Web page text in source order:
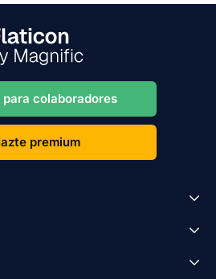
colaboradores
premium